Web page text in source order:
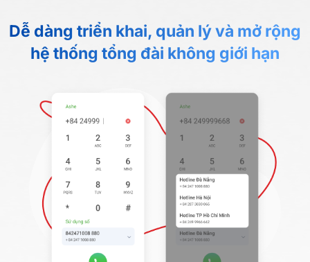
Dễ dàng triển khai, quản lý và mở rộng
hệ thống tổng đài không giới hạn